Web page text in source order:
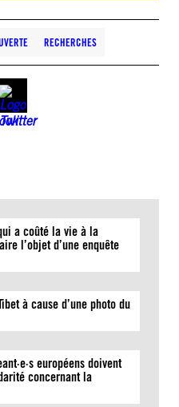
RECHERCHES
a coûté la vie à la
l’objet d’une enquête
à cause d’une photo du
européens doivent
concernant la